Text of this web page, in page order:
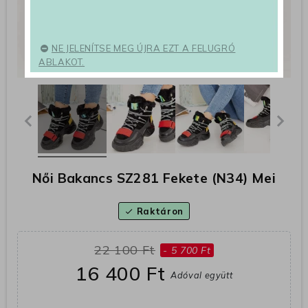
Női Bakancs SZ281 Fekete (N34) Mei
check Raktáron
22 100 Ft - 5 700 Ft
16 400 FtAdóval együtt
NE JELENÍTSE MEG ÚJRA EZT A FELUGRÓ
ABLAKOT.